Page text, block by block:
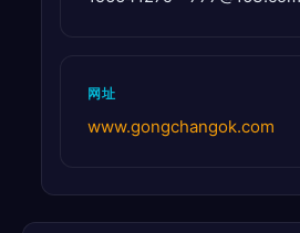
网址
www.gongchangok.com